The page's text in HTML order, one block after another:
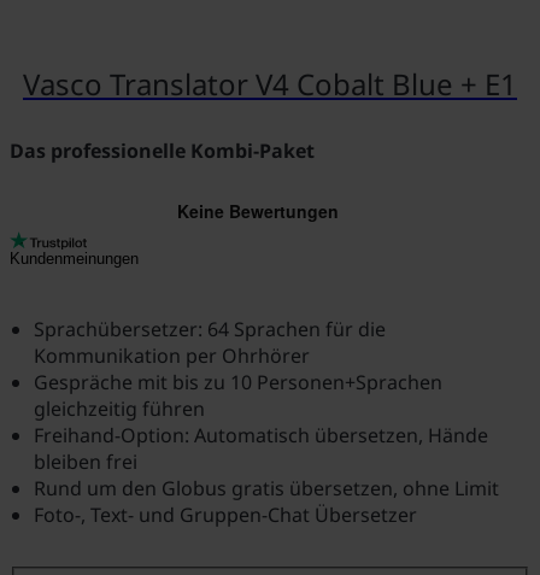
Vasco Translator V4 Cobalt Blue + E1
Das professionelle Kombi-Paket
Kundenmeinungen
Sprachübersetzer: 64 Sprachen für die
Kommunikation per Ohrhörer
Gespräche mit bis zu 10 Personen+Sprachen
gleichzeitig führen
Freihand-Option: Automatisch übersetzen, Hände
bleiben frei
Rund um den Globus gratis übersetzen, ohne Limit
Foto-, Text- und Gruppen-Chat Übersetzer